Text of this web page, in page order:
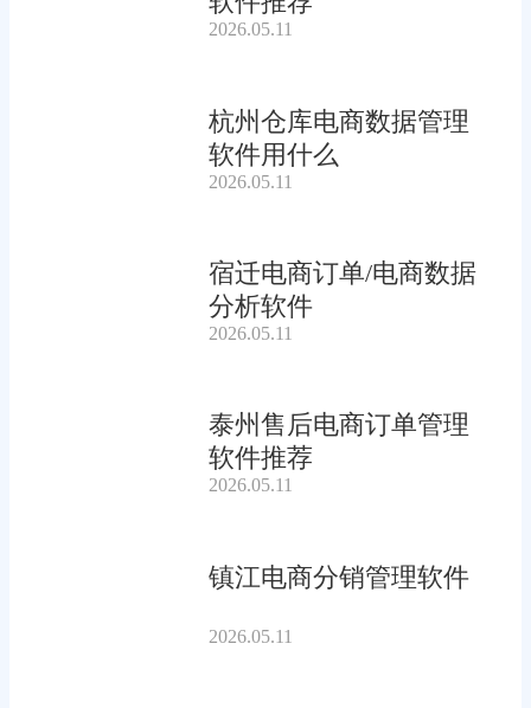
2026.05.11
杭州仓库电商数据管理
软件用什么
2026.05.11
宿迁电商订单/电商数据
分析软件
2026.05.11
泰州售后电商订单管理
软件推荐
2026.05.11
镇江电商分销管理软件
2026.05.11